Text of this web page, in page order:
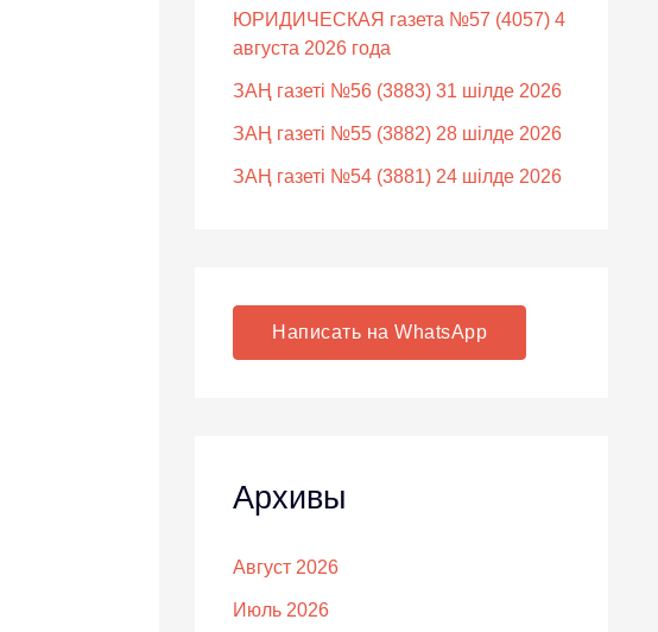
ЮРИДИЧЕСКАЯ газета №57 (4057) 4
августа 2026 года
ЗАҢ газеті №56 (3883) 31 шілде 2026
ЗАҢ газеті №55 (3882) 28 шілде 2026
ЗАҢ газеті №54 (3881) 24 шілде 2026
Написать на WhatsApp
Архивы
Август 2026
Июль 2026